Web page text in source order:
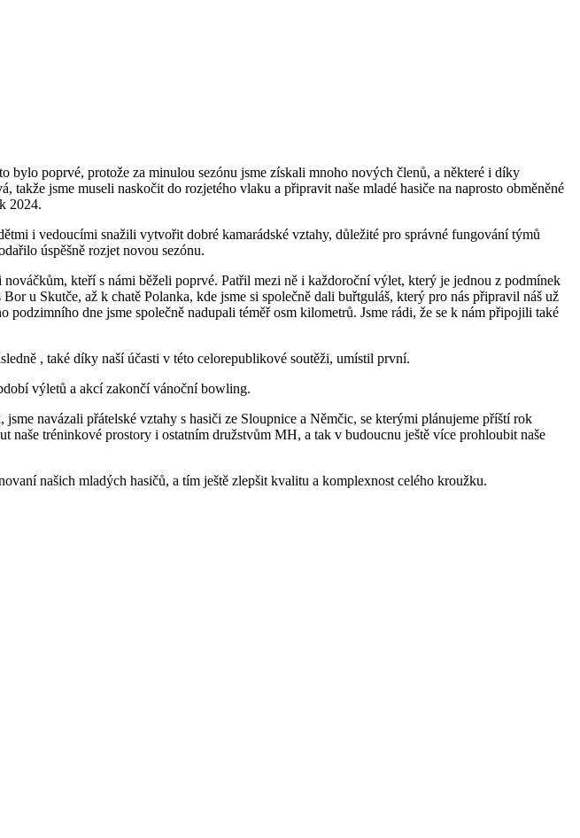
bylo poprvé, protože za minulou sezónu jsme získali mnoho nových členů, a některé i díky
jsme museli naskočit do rozjetého vlaku a připravit naše mladé hasiče na naprosto obměněné
2024.
i vedoucími snažili vytvořit dobré kamarádské vztahy, důležité pro správné fungování týmů
úspěšně rozjet novou sezónu.
kteří s námi běželi poprvé. Patřil mezi ně i každoroční výlet, který je jednou z podmínek
u Skutče, až k chatě Polanka, kde jsme si společně dali buřtguláš, který pro nás připravil náš už
dne jsme společně nadupali téměř osm kilometrů. Jsme rádi, že se k nám připojili také
, také díky naší účasti v této celorepublikové soutěži, umístil první.
výletů a akcí zakončí vánoční bowling.
navázali přátelské vztahy s hasiči ze Sloupnice a Němčic, se kterými plánujeme příští rok
naše tréninkové prostory i ostatním družstvům MH, a tak v budoucnu ještě více prohloubit naše
našich mladých hasičů, a tím ještě zlepšit kvalitu a komplexnost celého kroužku.